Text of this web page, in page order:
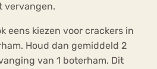
vervangen.
eens kiezen voor crackers in
Houd dan gemiddeld 2
van 1 boterham. Dit